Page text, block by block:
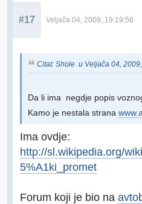
#17 Veljača 04, 2009, 19:19:56
Citat: Shole u Veljača 04,
Da li ima negdje popis
Kamo je nestala strana
Ima ovdje:
http://sl.wikipedia.org/
5%A1ki_promet
Forum koji je bio na